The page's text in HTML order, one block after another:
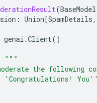
(BaseModel
: Union[SpamDetails,
genai .Client()
"""
the following
'Congratulations!